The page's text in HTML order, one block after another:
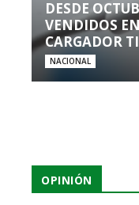
DESDE
VENDIDOS
CARGADOR
NACIONAL
OPINIÓN